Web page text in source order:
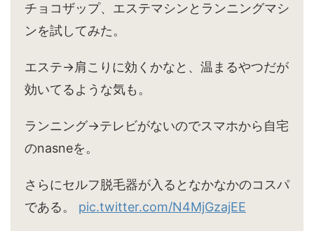
チョコザップ、エステマシンとランニングマシ
ンを試してみた。
エステ→肩こりに効くかなと、温まるやつだが
効いてるような気も。
ランニング→テレビがないのでスマホから自宅
のnasneを。
さらにセルフ脱毛器が入るとなかなかのコスパ
である。 pic.twitter.com/N4MjGzajEE